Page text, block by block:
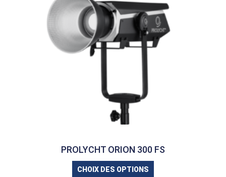
PROLYCHT ORION 300 FS
CHOIX DES OPTIONS